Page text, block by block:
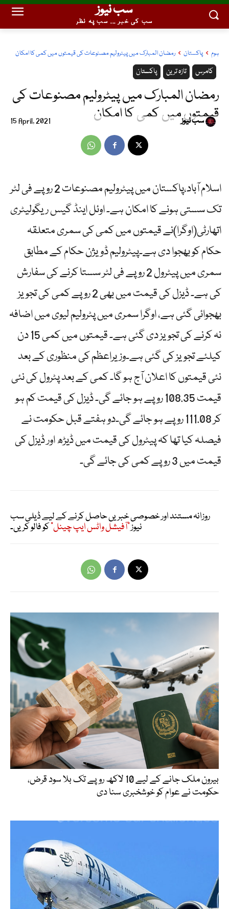
سب نیوز
سب کی خبر ... سب پہ نظر
ہوم پاکستان رمضان المبارک میں پیٹرولیم مصنوعات کی قیمتوں میں کمی کا امکان
پاکستان تازہ ترین کامرس
رمضان المبارک میں پیٹرولیم مصنوعات کی
قیمتوں میں کمی کا امکان
15 April, 2021 سب نیوز
اسلام آباد،پاکستان میں پیٹرولیم مصنوعات 2 روپے فی لٹر
تک سستی ہونے کا امکان ہے۔ اوئل اینڈ گیس ریگولیٹری
اتھارٹی(اوگرا)نے قیمتوں میں کمی کی سمری متعلقہ
حکام کو بھجوا دی ہے۔پیٹرولیم ڈویژن حکام کے مطابق
سمری میں پیٹرول 2 روپے فی لٹر سستا کرنے کی سفارش
کی ہے۔ ڈیزل کی قیمت میں بھی 2 روپے کمی کی تجویز
بھجوائی گئی ہے، اوگرا سمری میں پٹرولیم لیوی میں اضافہ
نہ کرنے کی تجویز دی گئی ہے۔ قیمتوں میں کمی 15 دن
کیلئے تجویز کی گئی ہے۔وزیراعظم کی منظوری کے بعد
نئی قیمتوں کا اعلان آج ہو گا۔ کمی کے بعد پٹرول کی نئی
قیمت 108.35 روپے ہو جائے گی۔ ڈیزل کی قیمت کم ہو
کر 111.08 روپے ہو جائے گی۔دو ہفتے قبل حکومت نے
فیصلہ کیا تھا کہ پیٹرول کی قیمت میں ڈیڑھ اور ڈیزل کی
قیمت میں 3 روپے کمی کی جائے گی۔
روزانہ مستند اور خصوصی خبریں حاصل کرنے کے لیے ڈیلی سب
نیوز"آفیشل واٹس ایپ چینل"کو فالو کریں۔
بیرون ملک جانے کے لیے 10 لاکھ روپے تک بلا سود قرض،
حکومت نے عوام کو خوشخبری سنا دی